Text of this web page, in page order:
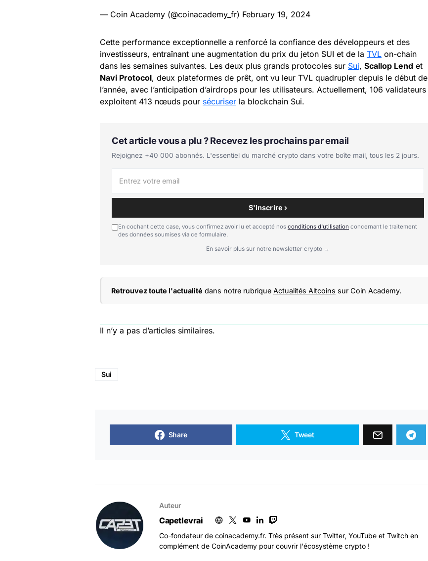
— Coin Academy (@coinacademy_fr) February 19, 2024
Cette performance exceptionnelle a renforcé la confiance des développeurs et des
investisseurs, entraînant une augmentation du prix du jeton SUI et de la TVL on-chain
dans les semaines suivantes. Les deux plus grands protocoles sur Sui, Scallop Lend et
Navi Protocol, deux plateformes de prêt, ont vu leur TVL quadrupler depuis le début de
l’année, avec l’anticipation d’airdrops pour les utilisateurs. Actuellement, 106 validateurs
exploitent 413 nœuds pour sécuriser la blockchain Sui.
Cet article vous a plu ? Recevez les prochains par email
Rejoignez +40 000 abonnés. L'essentiel du marché crypto dans votre boîte mail, tous les 2 jours.
S'inscrire ›
En cochant cette case, vous confirmez avoir lu et accepté nos conditions d'utilisation concernant le traitement
des données soumises via ce formulaire.
En savoir plus sur notre newsletter crypto →
Retrouvez toute l'actualité dans notre rubrique Actualités Altcoins sur Coin Academy.
Il n’y a pas d’articles similaires.
Sui
Share Tweet
Auteur
Capetlevrai
Co-fondateur de coinacademy.fr. Très présent sur Twitter, YouTube et Twitch en
complément de CoinAcademy pour couvrir l'écosystème crypto !